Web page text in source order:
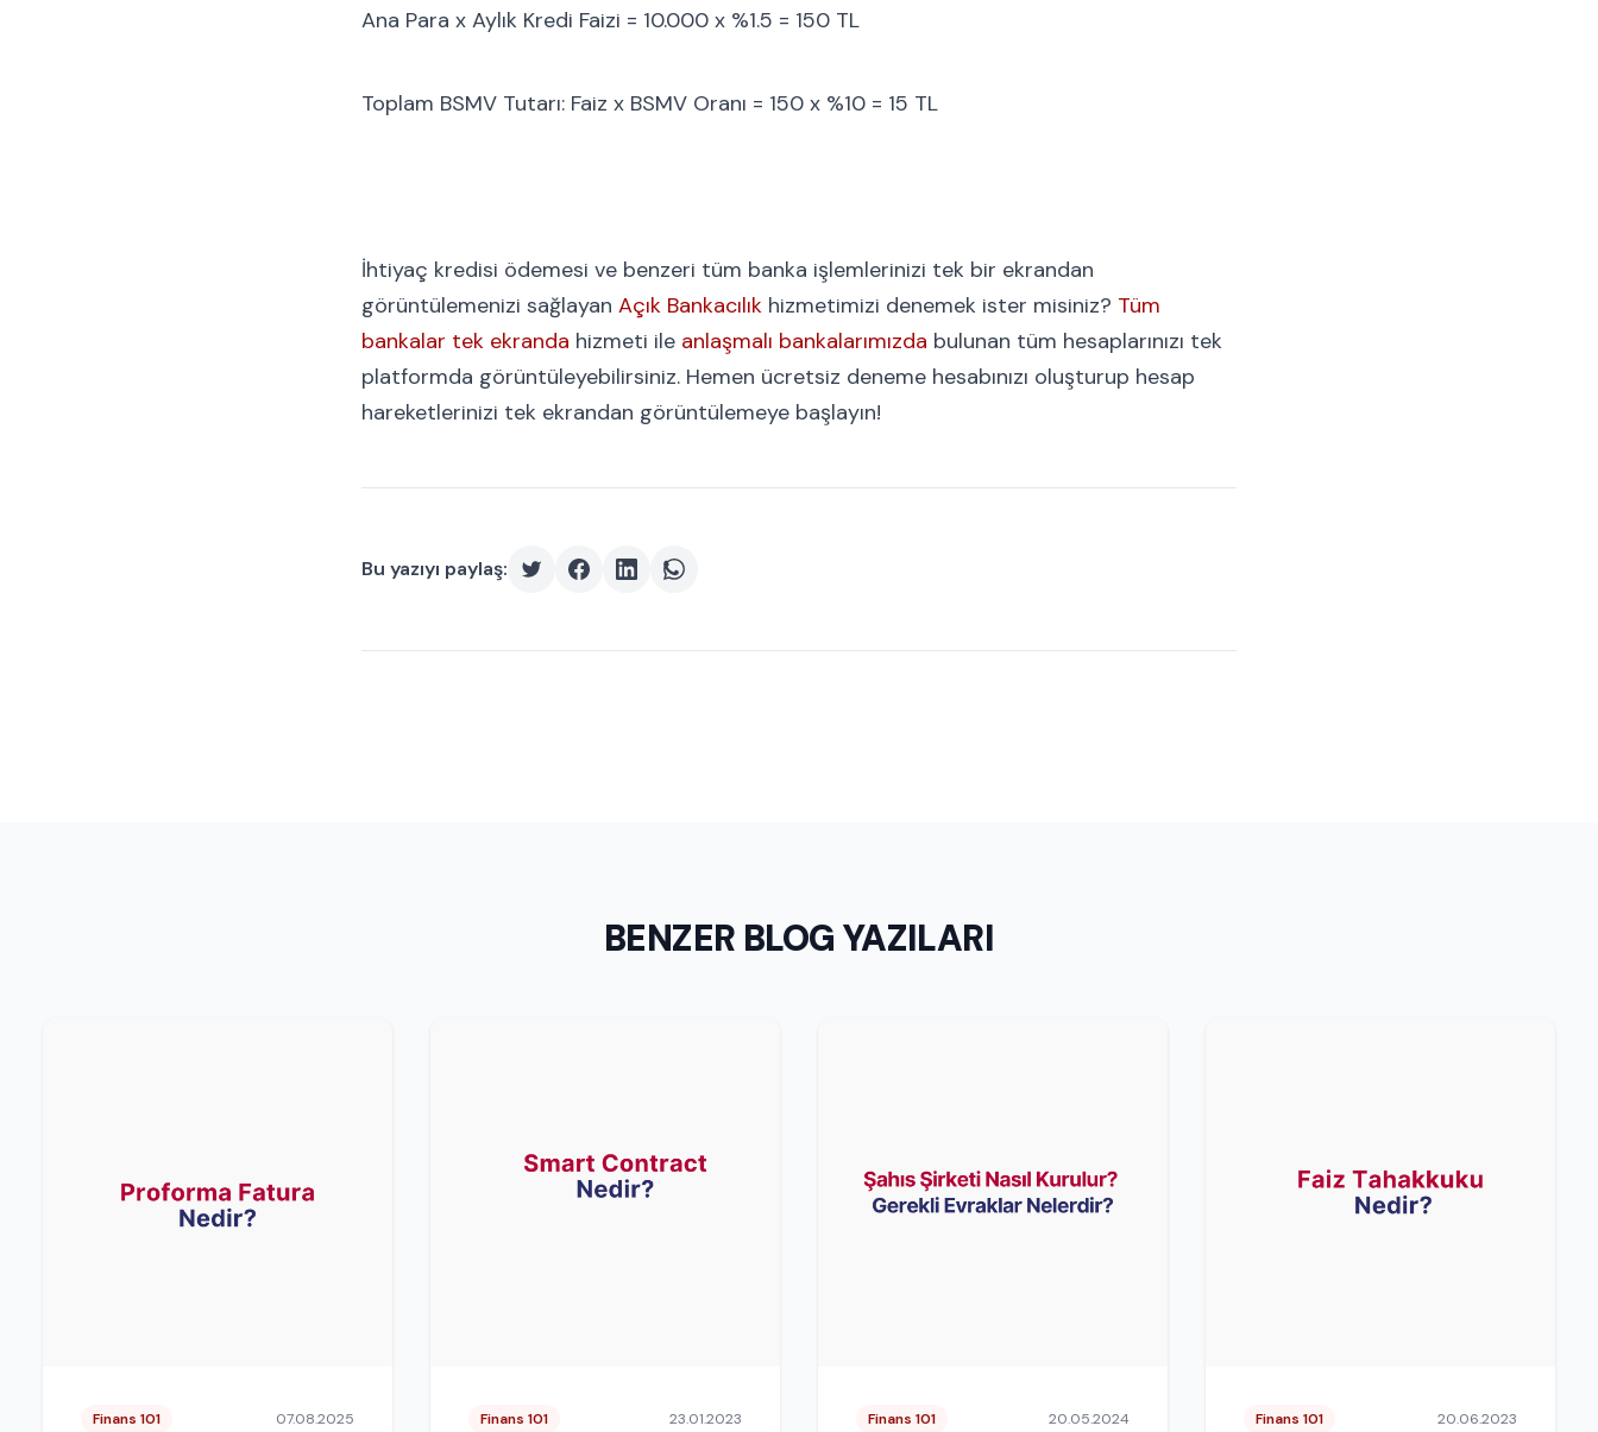
Ana Para x Aylık Kredi Faizi = 10.000 x %1.5 = 150 TL
Toplam BSMV Tutarı: Faiz x BSMV Oranı = 150 x %10 = 15 TL
İhtiyaç kredisi ödemesi ve benzeri tüm banka işlemlerinizi tek bir ekrandan
görüntülemenizi sağlayan Açık Bankacılık hizmetimizi denemek ister misiniz? Tüm
bankalar tek ekranda hizmeti ile anlaşmalı bankalarımızda bulunan tüm hesaplarınızı tek
platformda görüntüleyebilirsiniz. Hemen ücretsiz deneme hesabınızı oluşturup hesap
hareketlerinizi tek ekrandan görüntülemeye başlayın!
Bu yazıyı paylaş:
BENZER BLOG YAZILARI
Finans 101 07.08.2025 Finans 101 23.01.2023 Finans 101 20.05.2024 Finans 101 20.06.2023